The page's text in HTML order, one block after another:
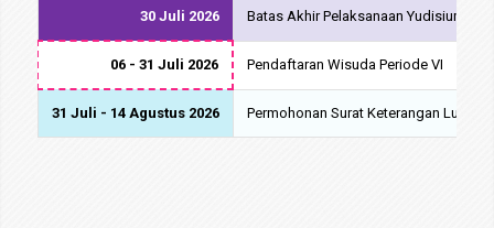
30 Juli 2026 Batas Akhir Pelaksanaan Yudisium
06 - 31 Juli 2026 Pendaftaran Wisuda Periode VI
31 Juli - 14 Agustus 2026 Permohonan Surat Keterangan Lulus